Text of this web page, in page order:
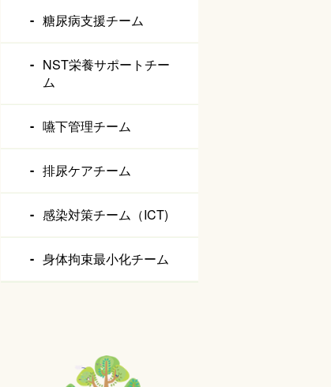
糖尿病支援チーム
NST栄養サポートチー
ム
嚥下管理チーム
排尿ケアチーム
感染対策チーム（ICT)
身体拘束最小化チーム